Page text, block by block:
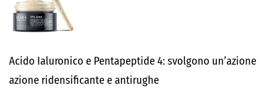
Acido Ialuronico e Pentapeptide 4: svolgono un’azione
azione ridensificante e antirughe